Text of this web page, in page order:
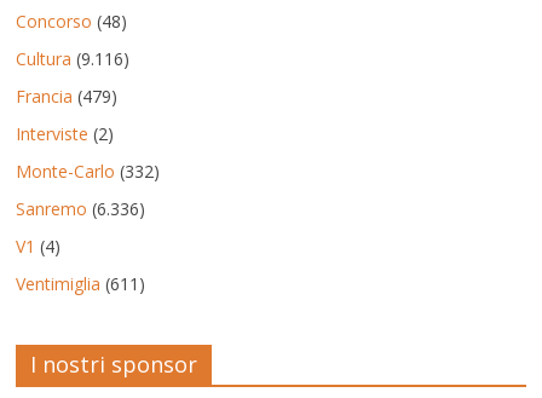
Concorso (48)
Cultura (9.116)
Francia (479)
Interviste (2)
Monte-Carlo (332)
Sanremo (6.336)
V1 (4)
Ventimiglia (611)
I nostri sponsor